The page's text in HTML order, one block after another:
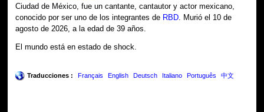
Ciudad de México, fue un cantante, cantautor y actor mexicano,
conocido por ser uno de los integrantes de RBD . Murió el 10 de
agosto de 2026, a la edad de 39 años.
El mundo está en estado de shock.
Traducciones : Français English Deutsch Italiano Português 中文